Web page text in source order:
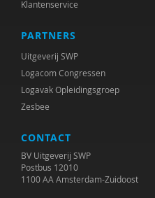
Klantenservice
PARTNERS
Uitgeverij SWP
Logacom Congressen
Logavak Opleidingsgroep
Zesbee
CONTACT
BV Uitgeverij SWP
Postbus 12010
1100 AA Amsterdam-Zuidoost